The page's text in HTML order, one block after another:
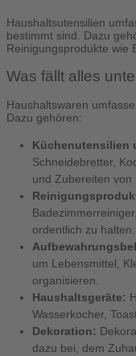
Haushaltsutensilien
bestimmt sind. Dazu
Reinigungsprodukte wie
Was fällt alles
Haushaltswaren
Dazu gehören:
Küchenutensilien
Schneidebretter,
und Zubereiten von
ordentlich zu halten.
um Lebensmittel,
organisieren.
Haushaltsgeräte:
Wasserkocher,
Dekoration:
dazu bei, dem